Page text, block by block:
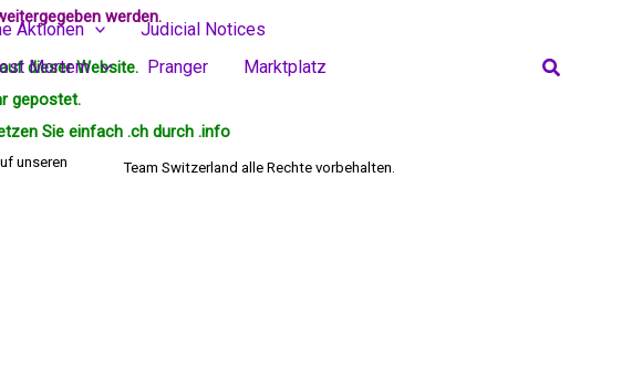
Aktionen
Judicial Notices
Mortem Pranger
Marktplatz
Search
werden.
dieser Website.
gepostet.
Sie einfach .ch durch .info
unseren Team Switzerland alle Rechte vorbehalten.